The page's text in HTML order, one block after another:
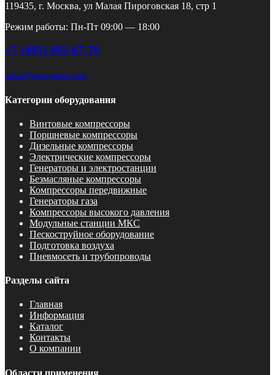
119435, г. Москва, ул Малая Пироговская 18, стр 1
Режим работы: Пн-Пт 09:00 — 18:00
+7 (495) 492-67-70
zakaz@pnevmotex.com
Категории оборудования
Винтовые компрессоры
Поршневые компрессоры
Дизельные компрессоры
Электрические компрессоры
Генераторы и электростанции
Безмасляные компрессоры
Компрессоры передвижные
Генераторы газа
Компрессоры высокого давления
Модульные станции МКС
Пескоструйное оборудование
Подготовка воздуха
Пневмосеть и трубопроводы
Разделы сайта
Главная
Информация
Каталог
Контакты
О компании
Области применения